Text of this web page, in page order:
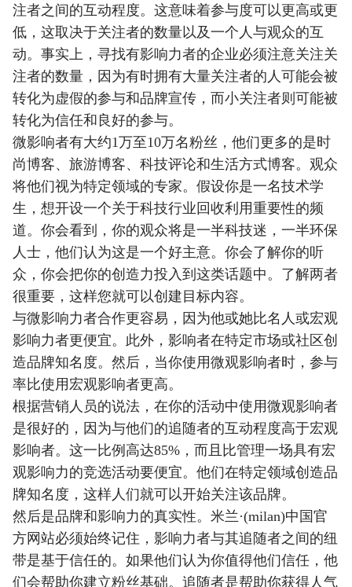
注者之间的互动程度。这意味着参与度可以更高或更
低，这取决于关注者的数量以及一个人与观众的互
动。事实上，寻找有影响力者的企业必须注意关注关
注者的数量，因为有时拥有大量关注者的人可能会被
转化为虚假的参与和品牌宣传，而小关注者则可能被
转化为信任和良好的参与。
微影响者有大约1万至10万名粉丝，他们更多的是时
尚博客、旅游博客、科技评论和生活方式博客。观众
将他们视为特定领域的专家。假设你是一名技术学
生，想开设一个关于科技行业回收利用重要性的频
道。你会看到，你的观众将是一半科技迷，一半环保
人士，他们认为这是一个好主意。你会了解你的听
众，你会把你的创造力投入到这类话题中。了解两者
很重要，这样您就可以创建目标内容。
与微影响力者合作更容易，因为他或她比名人或宏观
影响力者更便宜。此外，影响者在特定市场或社区创
造品牌知名度。然后，当你使用微观影响者时，参与
率比使用宏观影响者更高。
根据营销人员的说法，在你的活动中使用微观影响者
是很好的，因为与他们的追随者的互动程度高于宏观
影响者。这一比例高达85%，而且比管理一场具有宏
观影响力的竞选活动要便宜。他们在特定领域创造品
牌知名度，这样人们就可以开始关注该品牌。
然后是品牌和影响力的真实性。米兰·(milan)中国官
方网站必须始终记住，影响力者与其追随者之间的纽
带是基于信任的。如果他们认为你值得他们信任，他
们会帮助你建立粉丝基础。追随者是帮助你获得人气